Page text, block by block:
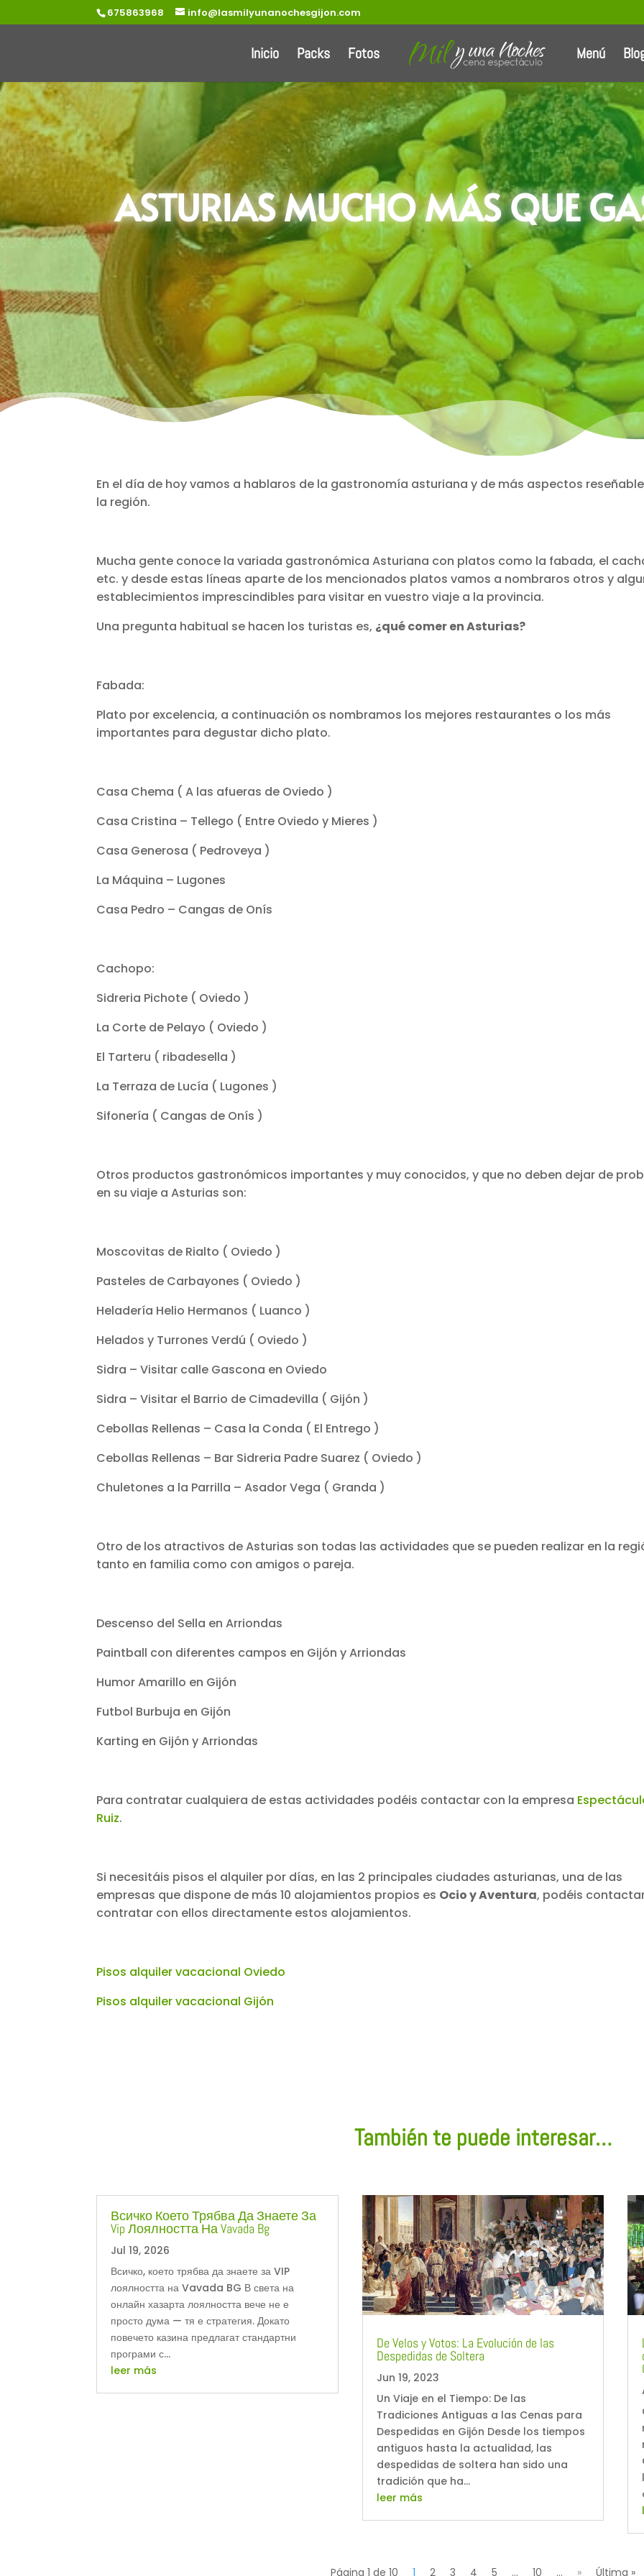
675863968 info@lasmilyunanochesgijon.com
Inicio Packs Fotos Menú
ASTURIAS MUCHO MÁS QUE
En el día de hoy vamos a hablaros de la gastronomía asturiana y de más aspectos
la región.
Mucha gente conoce la variada gastronómica Asturiana con platos como la fabada, el
etc. y desde estas líneas aparte de los mencionados platos vamos a nombraros otros y
establecimientos imprescindibles para visitar en vuestro viaje a la provincia.
Una pregunta habitual se hacen los turistas es, ¿qué comer en Asturias?
Fabada:
Plato por excelencia, a continuación os nombramos los mejores restaurantes o los más
importantes para degustar dicho plato.
Casa Chema ( A las afueras de Oviedo )
Casa Cristina – Tellego ( Entre Oviedo y Mieres )
Casa Generosa ( Pedroveya )
La Máquina – Lugones
Casa Pedro – Cangas de Onís
Cachopo:
Sidreria Pichote ( Oviedo )
La Corte de Pelayo ( Oviedo )
El Tarteru ( ribadesella )
La Terraza de Lucía ( Lugones )
Sifonería ( Cangas de Onís )
Otros productos gastronómicos importantes y muy conocidos, y que no deben dejar de
en su viaje a Asturias son:
Moscovitas de Rialto ( Oviedo )
Pasteles de Carbayones ( Oviedo )
Heladería Helio Hermanos ( Luanco )
Helados y Turrones Verdú ( Oviedo )
Sidra – Visitar calle Gascona en Oviedo
Sidra – Visitar el Barrio de Cimadevilla ( Gijón )
Cebollas Rellenas – Casa la Conda ( El Entrego )
Cebollas Rellenas – Bar Sidreria Padre Suarez ( Oviedo )
Chuletones a la Parrilla – Asador Vega ( Granda )
Otro de los atractivos de Asturias son todas las actividades que se pueden realizar en la
tanto en familia como con amigos o pareja.
Descenso del Sella en Arriondas
Paintball con diferentes campos en Gijón y Arriondas
Humor Amarillo en Gijón
Futbol Burbuja en Gijón
Karting en Gijón y Arriondas
Para contratar cualquiera de estas actividades podéis contactar con la empresa
Ruiz.
Si necesitáis pisos el alquiler por días, en las 2 principales ciudades asturianas, una de las
empresas que dispone de más 10 alojamientos propios es Ocio y Aventura, podéis
contratar con ellos directamente estos alojamientos.
Pisos alquiler vacacional Oviedo
Pisos alquiler vacacional Gijón
También te puede interesar…
Всичко Което Трябва Да Знаете За
Vip Лоялността На Vavada Bg
Jul 19, 2026
Всичко, което трябва да знаете за VIP
лоялността на Vavada BG В света на
онлайн хазарта лоялността вече не е
просто дума — тя е стратегия. Докато
повечето казина предлагат стандартни
програми с...
leer más
De Velos y Votos: La Evolución de las
Despedidas de Soltera
Jun 19, 2023
Un Viaje en el Tiempo: De las
Tradiciones Antiguas a las Cenas para
Despedidas en Gijón Desde los tiempos
antiguos hasta la actualidad, las
despedidas de soltera han sido una
tradición que ha...
leer más
Página 1 de 10 1 2 3 4 5 ... 10 ... » Última »